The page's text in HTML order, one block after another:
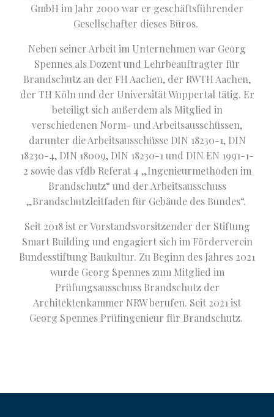
GmbH im Jahr 2000 war er geschäftsführender
Gesellschafter dieses Büros.
Neben seiner Arbeit im Unternehmen war Georg
Spennes als Dozent und Lehrbeauftragter für
Brandschutz an der FH Aachen, der RWTH Aachen,
der TH Köln und der Universität Wuppertal tätig. Er
beteiligt sich außerdem als Mitglied in
verschiedenen Norm- und Arbeitsausschüssen,
darunter die Arbeitsausschüsse DIN 18230-1, DIN
18230-4, DIN 18009, DIN 18230-1 und DIN EN 1991-1-
2 sowie das vfdb Referat 4 „Ingenieurmethoden im
Brandschutz“ und der Arbeitsausschuss
„Brandschutzleitfaden für Gebäude des Bundes“.
Seit 2018 ist er Vorstandsvorsitzender der Stiftung
Smart Building und engagiert sich im Förderverein
Bundesstiftung Baukultur. Zu Beginn des Jahres 2021
wurde Georg Spennes zum Mitglied im
Prüfungsausschuss Brandschutz der
Architektenkammer NRW berufen. Seit 2021 ist
Georg Spennes Prüfingenieur für Brandschutz.